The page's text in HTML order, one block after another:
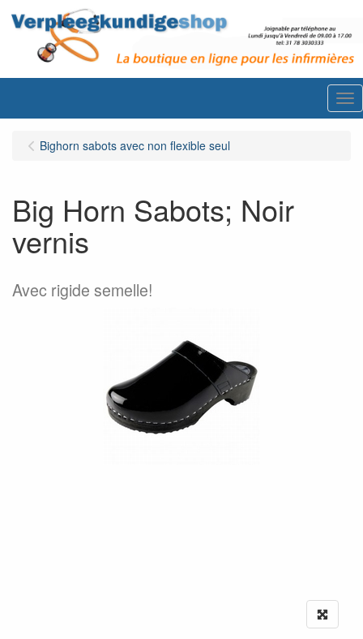
Bighorn sabots avec non flexible seul
Big Horn Sabots; Noir
vernis
Avec rigide semelle!